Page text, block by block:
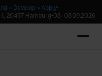
» Develop » Apply•
20457 Hamburg•08–08.09.2026